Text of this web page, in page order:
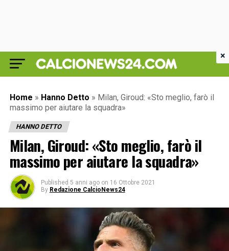
Home » Hanno Detto » Milan, Giroud: «Sto meglio, farò il
massimo per aiutare la squadra»
HANNO DETTO
Milan, Giroud: «Sto meglio, farò il
massimo per aiutare la squadra»
Published 5 anni ago on 16 Ottobre 2021
By Redazione CalcioNews24
×